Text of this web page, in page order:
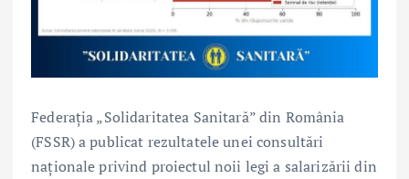
Federația „Solidaritatea Sanitară” din România
(FSSR) a publicat rezultatele unei consultări
naționale privind proiectul noii legi a salarizării din